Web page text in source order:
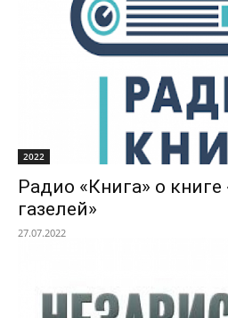
2022
Радио «Книга» о книге
газелей»
27.07.2022